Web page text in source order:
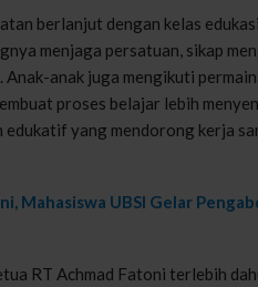
berlanjut dengan kelas
menjaga persatuan, sikap
Anak-anak juga mengikuti
proses belajar lebih
edukatif yang mendorong kerja
Mahasiswa UBSI Gelar
RT Achmad Fatoni terlebih